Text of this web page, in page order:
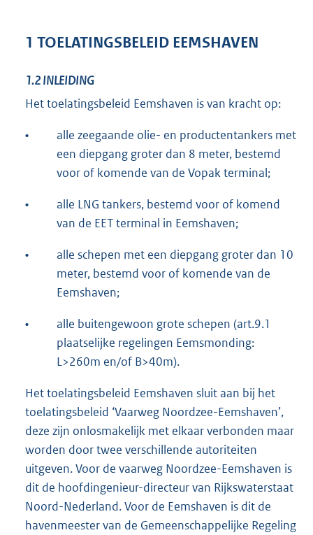
1 TOELATINGSBELEID EEMSHAVEN
1.2INLEIDING
Het toelatingsbeleid Eemshaven is van kracht op:
•
alle zeegaande olie- en productentankers met
een diepgang groter dan 8 meter, bestemd
voor of komende van de Vopak terminal;
•
alle LNG tankers, bestemd voor of komend
van de EET terminal in Eemshaven;
•
alle schepen met een diepgang groter dan 10
meter, bestemd voor of komende van de
Eemshaven;
•
alle buitengewoon grote schepen (art.9.1
plaatselijke regelingen Eemsmonding:
L>260m en/of B>40m).
Het toelatingsbeleid Eemshaven sluit aan bij het
toelatingsbeleid ‘Vaarweg Noordzee-Eemshaven’,
deze zijn onlosmakelijk met elkaar verbonden maar
worden door twee verschillende autoriteiten
uitgeven. Voor de vaarweg Noordzee-Eemshaven is
dit de hoofdingenieur-directeur van Rijkswaterstaat
Noord-Nederland. Voor de Eemshaven is dit de
havenmeester van de Gemeenschappelijke Regeling